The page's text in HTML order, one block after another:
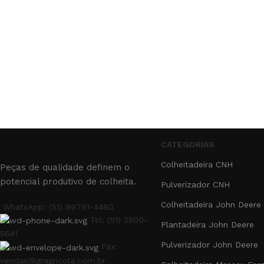
Peças de qualidade definem o
potencial produtivo de colheita.
WhatsApp: (51) 99791-4480
Tel: (51) 2500-
5641
Fax:
vendas@gragricola.com.br
CATEGORIAS
Colheitadeira CNH
Pulverizador CNH
Colheitadeira John Deere
Plantadeira John Deere
Pulverizador John Deere